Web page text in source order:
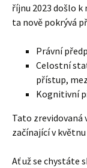
říjnu 2023 došlo k
ta nově pokrývá
Právní
Celostní
přístup,
Kognitivní
Tato zrevidovaná
začínající v květnu
Ať už se chystáte